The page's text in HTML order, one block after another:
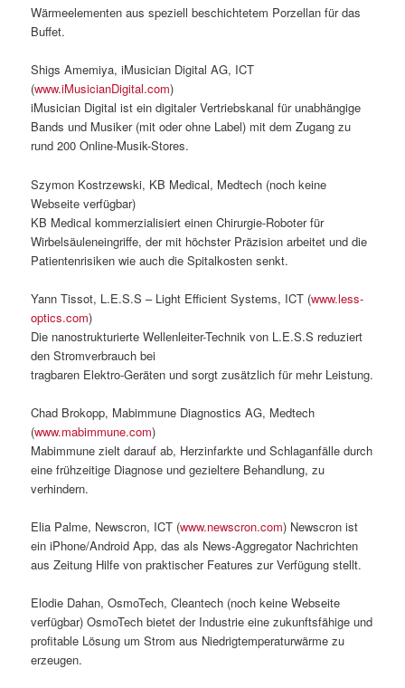
Wärmeelementen aus speziell beschichtetem Porzellan für das
Buffet.
Shigs Amemiya, iMusician Digital AG, ICT
(www.iMusicianDigital.com)
iMusician Digital ist ein digitaler Vertriebskanal für unabhängige
Bands und Musiker (mit oder ohne Label) mit dem Zugang zu
rund 200 Online-Musik-Stores.
Szymon Kostrzewski, KB Medical, Medtech (noch keine
Webseite verfügbar)
KB Medical kommerzialisiert einen Chirurgie-Roboter für
Wirbelsäuleneingriffe, der mit höchster Präzision arbeitet und die
Patientenrisiken wie auch die Spitalkosten senkt.
Yann Tissot, L.E.S.S – Light Efficient Systems, ICT (www.less-
optics.com)
Die nanostrukturierte Wellenleiter-Technik von L.E.S.S reduziert
den Stromverbrauch bei
tragbaren Elektro-Geräten und sorgt zusätzlich für mehr Leistung.
Chad Brokopp, Mabimmune Diagnostics AG, Medtech
(www.mabimmune.com)
Mabimmune zielt darauf ab, Herzinfarkte und Schlaganfälle durch
eine frühzeitige Diagnose und gezieltere Behandlung, zu
verhindern.
Elia Palme, Newscron, ICT (www.newscron.com) Newscron ist
ein iPhone/Android App, das als News-Aggregator Nachrichten
aus Zeitung Hilfe von praktischer Features zur Verfügung stellt.
Elodie Dahan, OsmoTech, Cleantech (noch keine Webseite
verfügbar) OsmoTech bietet der Industrie eine zukunftsfähige und
profitable Lösung um Strom aus Niedrigtemperaturwärme zu
erzeugen.